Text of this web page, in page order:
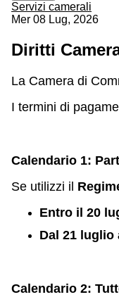
Servizi camerali
Mer 08 Lug, 2026
Diritti
La Camera di
I termini di
Calendario 1:
Se utilizzi il
Entro il 20
Dal 21 luglio
Calendario 2: